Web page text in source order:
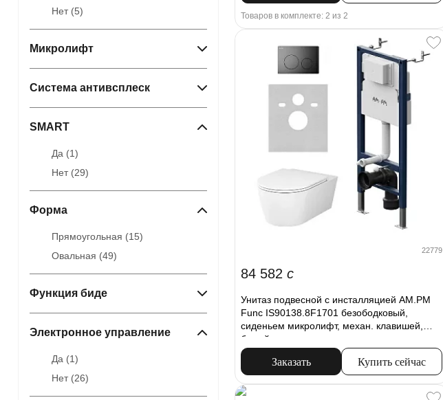
Нет (5)
Микролифт
Система антивсплеск
SMART
Да (1)
Нет (29)
Форма
Прямоугольная (15)
Овальная (49)
Функция биде
Электронное управление
Да (1)
Нет (26)
Товаров в комплекте: 2 из 2
22779
84 582 c
Унитаз подвесной с инсталляцией AM.PM
Func IS90138.8F1701 безободковый,
сиденьем микролифт, механ. клавишей,
белый
Заказать Купить сейчас